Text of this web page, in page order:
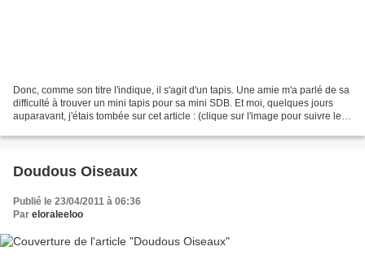
Donc, comme son titre l'indique, il s'agit d'un tapis. Une amie m'a parlé de sa
difficulté à trouver un mini tapis pour sa mini SDB. Et moi, quelques jours
auparavant, j'étais tombée sur cet article : (clique sur l'image pour suivre le
Doudous Oiseaux
Publié le 23/04/2011 à 06:36
Par eloraleeloo